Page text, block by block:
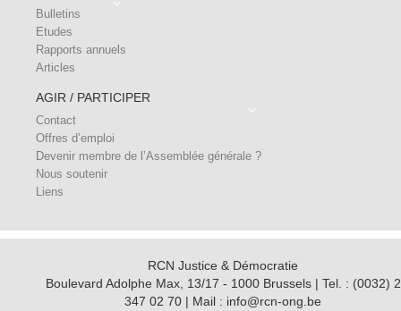
Bulletins
Etudes
Rapports annuels
Articles
AGIR / PARTICIPER
Contact
Offres d’emploi
Devenir membre de l’Assemblée générale ?
Nous soutenir
Liens
RCN Justice & Démocratie
Boulevard Adolphe Max, 13/17 - 1000 Brussels | Tel. : (0032) 2
347 02 70 | Mail : info@rcn-ong.be